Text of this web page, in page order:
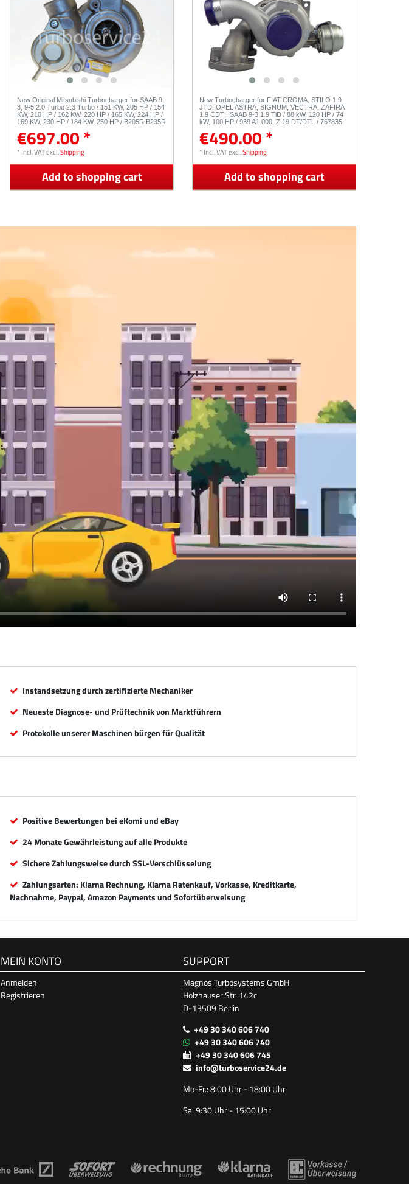
New Original Mitsubishi Turbocharger for SAAB 9-
3, 9-5 2.0 Turbo 2.3 Turbo / 151 KW, 205 HP / 154
KW, 210 HP / 162 KW, 220 HP / 165 KW, 224 HP /
169 KW, 230 HP / 184 KW, 250 HP / B205R B235R
€697.00 *
* Incl. VATexcl.Shipping
Add to shopping cart
New Turbocharger for FIAT CROMA, STILO 1.9
JTD, OPEL ASTRA, SIGNUM, VECTRA, ZAFIRA
1.9 CDTI, SAAB 9-3 1.9 TiD / 88 kW, 120 HP / 74
kW, 100 HP / 939 A1.000, Z 19 DT/DTL / 767835-
€490.00 *
* Incl. VATexcl.Shipping
Add to shopping cart
Instandsetzung durch zertifizierte Mechaniker
Neueste Diagnose- und Prüftechnik von Marktführern
Protokolle unserer Maschinen bürgen für Qualität
Positive Bewertungen bei eKomi und eBay
24 Monate Gewährleistung auf alle Produkte
Sichere Zahlungsweise durch SSL-Verschlüsselung
Zahlungsarten: Klarna Rechnung, Klarna Ratenkauf, Vorkasse, Kreditkarte,
Nachnahme, Paypal, Amazon Payments und Sofortüberweisung
MEIN KONTO
Anmelden
Registrieren
SUPPORT
Magnos Turbosystems GmbH
Holzhauser Str. 142c
D-13509 Berlin
+49 30 340 606 740
+49 30 340 606 740
+49 30 340 606 745
info@turboservice24.de
Mo-Fr.: 8:00 Uhr - 18:00 Uhr
Sa: 9:30 Uhr - 15:00 Uhr